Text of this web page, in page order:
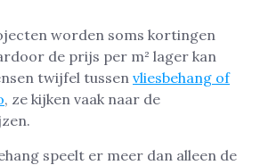
worden soms kortingen
de prijs per m² lager kan
twijfel tussen vliesbehang of
, ze kijken vaak naar de
speelt er meer dan alleen de